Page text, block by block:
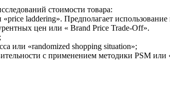
стоимости товара:
laddering». Предполагает
цен или « Brand Price Trade-Off».
«randomized shopping situation»;
с применением методики PSM или